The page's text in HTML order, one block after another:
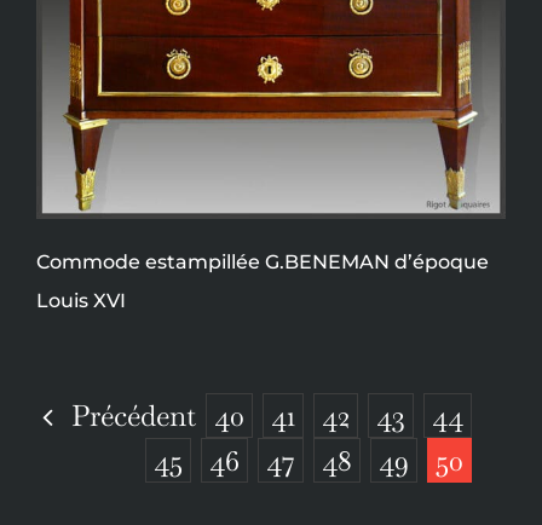
Commode estampillée G.BENEMAN d’époque
Louis XVI
Précédent 40 41 42 43
44
45
46 47 48 49 50